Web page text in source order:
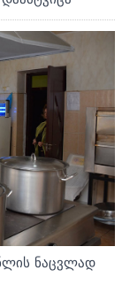
ნაცვლად